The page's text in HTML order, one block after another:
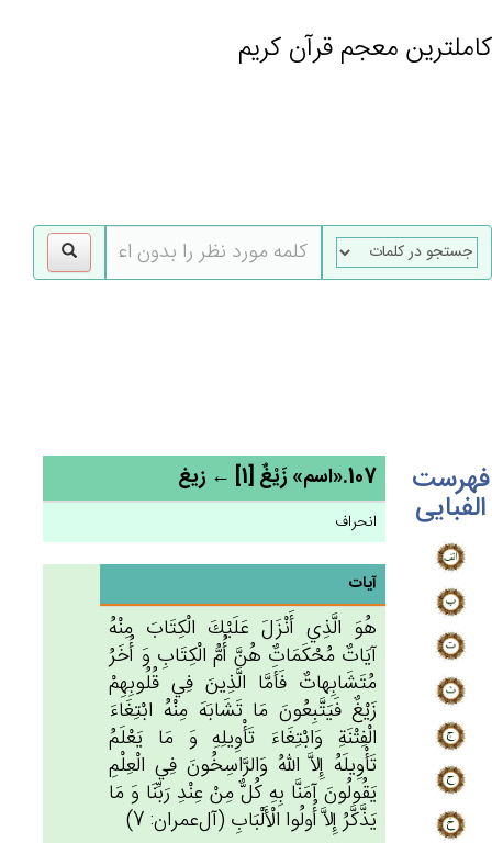
کاملترین معجم قرآن کریم
فهرست
الفبایی
107.«اسم» زَيْغ‌ٌ [1] ← زیغ
انحراف
آیات
هُوَ الَّذِي‌ أَنْزَل‌َ عَلَيْك‌َ الْكِتَاب‌َ مِنْه‌ُ
آيَات‌ٌ مُحْكَمَات‌ٌ هُن‌َّ أُم‌ُّ الْكِتَاب‌ِ وَ أُخَرُ
مُتَشَابِهات‌ٌ فَأَمَّا الَّذِين‌َ فِي‌ قُلُوبِهِم‌ْ
زَيْغ‌ٌ فَيَتَّبِعُون‌َ مَا تَشَابَه‌َ مِنْه‌ُ ابْتِغَاءَ
الْفِتْنَة‌ِ وَابْتِغَاءَ تَأْوِيلِه‌ِ وَ مَا يَعْلَم‌ُ
تَأْوِيلَه‌ُ إِلاَّ الله‌ُ وَالرَّاسِخُون‌َ فِي‌ الْعِلْم‌ِ
يَقُولُون‌َ آمَنَّا بِه‌ِ كُل‌ٌّ مِن‌ْ عِنْدِ رَبِّنَا وَ مَا
يَذَّكَّرُ إِلاَّ أُولُوا الْأَلْبَاب‌ِ (آل‌عمران: 7)